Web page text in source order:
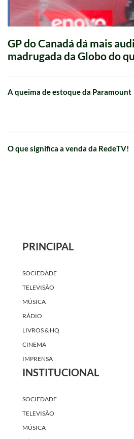
GP do Canadá dá mais
madrugada da Globo do
A queima de estoque da Paramount
O que significa a venda da RedeTV!
PRINCIPAL
SOCIEDADE
TELEVISÃO
MÚSICA
RÁDIO
LIVROS & HQ
CINEMA
IMPRENSA
INSTITUCIONAL
SOCIEDADE
TELEVISÃO
MÚSICA